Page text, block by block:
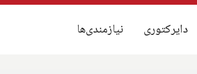
نیازمندی‌ها دایرکتوری نیازمندی‌ها دایرکتوری